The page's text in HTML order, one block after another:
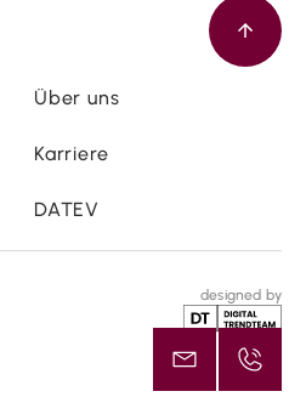
Über uns
Karriere
DATEV
designed by